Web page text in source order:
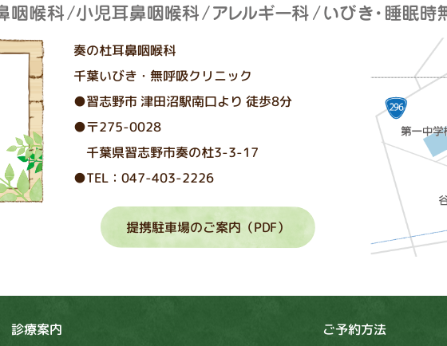
奏の杜耳鼻咽喉科
千葉いびき・無呼吸クリニック
●習志野市 津⽥沼駅南⼝より 徒歩8分
●〒275-0028
千葉県習志野市奏の杜3-3-17
●TEL：047-403-2226
提携駐車場のご案内（PDF）
診療案内 ご予約方法